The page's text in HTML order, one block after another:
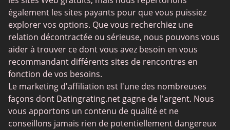
JPeopleMeet
Rencontres trans
Sites de rencontre senior
MyLOL
Rencontres gay
Rencontres lesbiennes
Sites de rencontres bouddhistes
également les sites payants pour que vous puissiez
explorer vos options. Que vous recherchiez une
relation décontractée ou sérieuse, nous pouvons vous
aider à trouver ce dont vous avez besoin en vous
recommandant différents sites de rencontres en
fonction de vos besoins.
Le marketing d'affiliation est l'une des nombreuses
façons dont Datingrating.net gagne de l'argent. Nous
vous apportons un contenu de qualité et ne
conseillons jamais rien de potentiellement dangereux